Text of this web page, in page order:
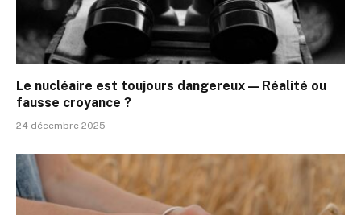
Le nucléaire est toujours dangereux — Réalité ou
fausse croyance ?
24 décembre 2025